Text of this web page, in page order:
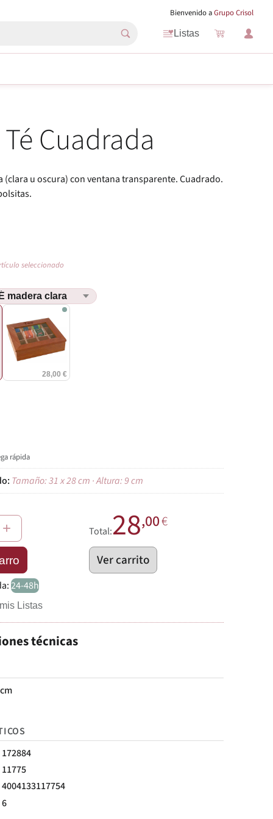
Bienvenido aGrupo Crisol
Listas
Cuadrada
(clara u oscura) con ventana transparente. Cuadrado.
seleccionado
28,00 €
rápida
Tamaño: 31 x 28 cm · Altura: 9 cm
+ Total:28,00€
Ver carrito
24-48h
Listas
técnicas
172884
11775
4004133117754
6